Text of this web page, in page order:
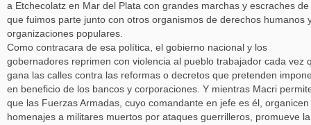
a Etchecolatz en Mar del Plata con grandes marchas y escraches de
que fuimos parte junto con otros organismos de derechos humanos
organizaciones populares.
Como contracara de esa política, el gobierno nacional y los
gobernadores reprimen con violencia al pueblo trabajador cada vez
gana las calles contra las reformas o decretos que pretenden
en beneficio de los bancos y corporaciones. Y mientras Macri
que las Fuerzas Armadas, cuyo comandante en jefe es él, organicen
homenajes a militares muertos por ataques guerrilleros, promueve la